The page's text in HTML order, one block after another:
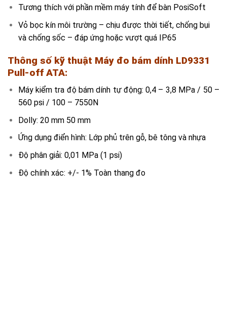
Tương thích với phần mềm máy tính để bàn PosiSoft
Vỏ bọc kín môi trường – chịu được thời tiết, chống bụi
và chống sốc – đáp ứng hoặc vượt quá IP65
Thông số kỹ thuật Máy đo bám dính LD9331
Pull-off ATA:
Máy kiểm tra độ bám dính tự động: 0,4 – 3,8 MPa / 50 –
560 psi / 100 – 7550N
Dolly: 20 mm 50 mm
Ứng dụng điển hình: Lớp phủ trên gỗ, bê tông và nhựa
Độ phân giải: 0,01 MPa (1 psi)
Độ chính xác: +/- 1% Toàn thang đo